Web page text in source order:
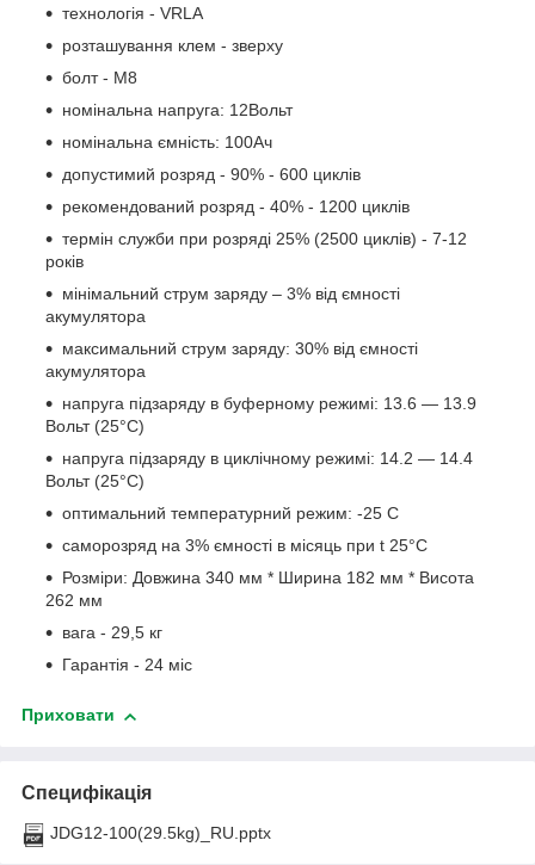
технологія - VRLA
розташування клем - зверху
болт - М8
номінальна напруга: 12Вольт
номінальна ємність: 100Ач
допустимий розряд - 90% - 600 циклів
рекомендований розряд - 40% - 1200 циклів
термін служби при розряді 25% (2500 циклів) - 7-12
років
мінімальний струм заряду – 3% від ємності
акумулятора
максимальний струм заряду: 30% від ємності
акумулятора
напруга підзаряду в буферному режимі: 13.6 ― 13.9
Вольт (25°C)
напруга підзаряду в циклічному режимі: 14.2 ― 14.4
Вольт (25°C)
оптимальний температурний режим: -25 С
саморозряд на 3% ємності в місяць при t 25°С
Розміри: Довжина 340 мм * Ширина 182 мм * Висота
262 мм
вага - 29,5 кг
Гарантія - 24 міс
Приховати
Специфікація
JDG12-100(29.5kg)_RU.pptx